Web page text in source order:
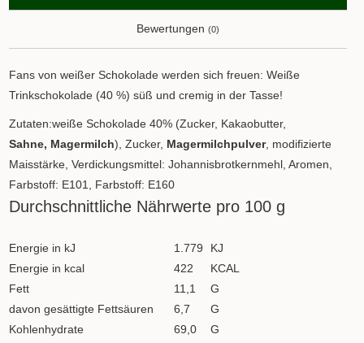
Bewertungen (0)
Fans von weißer Schokolade werden sich freuen: Weiße
Trinkschokolade (40 %) süß und cremig in der Tasse!
Zutaten:weiße Schokolade 40% (Zucker, Kakaobutter,
Sahne, Magermilch), Zucker, Magermilchpulver, modifizierte
Maisstärke, Verdickungsmittel: Johannisbrotkernmehl, Aromen,
Farbstoff: E101, Farbstoff: E160
Durchschnittliche Nährwerte pro 100 g
Energie in kJ 1.779
KJ
Energie in kcal
422
KCAL
Fett
11,1
G
davon gesättigte Fettsäuren
6,7
G
Kohlenhydrate
69,0
G